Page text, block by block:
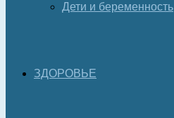
Дети и беременность
ЗДОРОВЬЕ